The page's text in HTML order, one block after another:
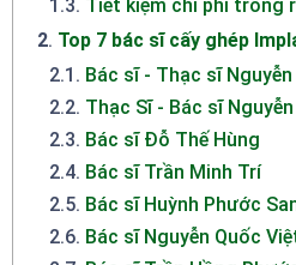
1.3. Tiết kiệm chi phí trồng
2. Top 7 bác sĩ cấy ghép
2.1 . Bác sĩ - Thạc sĩ
2.2. Thạc Sĩ - Bác sĩ
2.3. Bác sĩ Đỗ Thế Hùng
2.4. Bác sĩ Trần Minh Trí
2.5. Bác sĩ Huỳnh Phước
2.6. Bác sĩ Nguyễn Quốc